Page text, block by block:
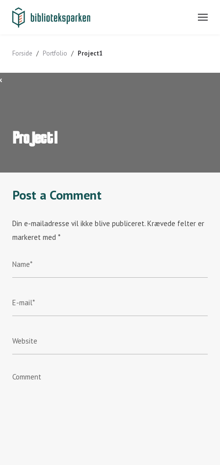
Forside / Portfolio / Project1
Project1
Post a Comment
Din e-mailadresse vil ikke blive publiceret. Krævede felter er
markeret med *